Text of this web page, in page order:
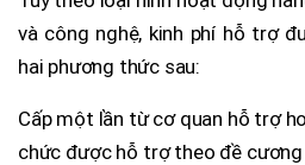
và công nghệ, kinh phí hỗ trợ
hai phương thức sau:
Cấp một lần từ cơ quan hỗ trợ
chức được hỗ trợ theo đề